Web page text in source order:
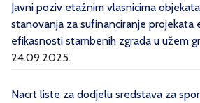
Javni poziv etažnim vlasnicima
stanovanja za sufinanciranje projekata
efikasnosti stambenih zgrada u užem
24.09.2025.
Nacrt liste za dodjelu sredstava za